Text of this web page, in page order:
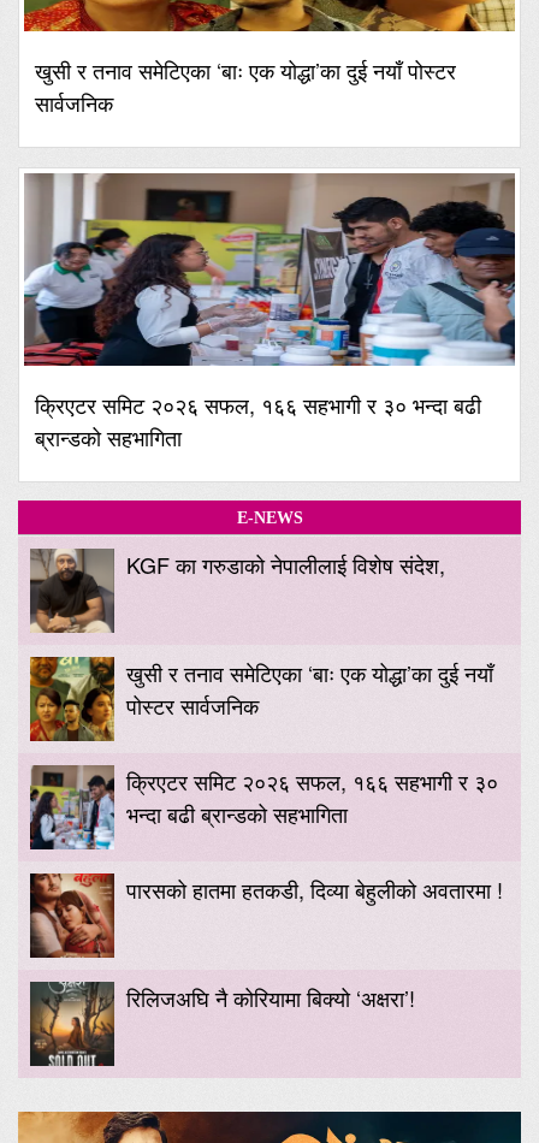
खुसी र तनाव समेटिएका ‘बाः एक योद्धा’का दुई नयाँ पोस्टर
सार्वजनिक
क्रिएटर समिट २०२६ सफल, १६६ सहभागी र ३० भन्दा बढी
ब्रान्डको सहभागिता
E-NEWS
KGF का गरुडाको नेपालीलाई विशेष संदेश,
खुसी र तनाव समेटिएका ‘बाः एक योद्धा’का दुई नयाँ
पोस्टर सार्वजनिक
क्रिएटर समिट २०२६ सफल, १६६ सहभागी र ३०
भन्दा बढी ब्रान्डको सहभागिता
पारसको हातमा हतकडी, दिव्या बेहुलीको अवतारमा !
रिलिजअघि नै कोरियामा बिक्यो ‘अक्षरा’!